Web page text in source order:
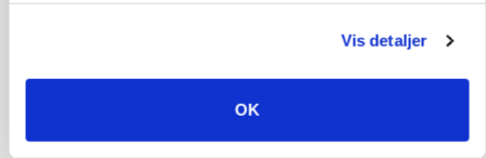
Vis detaljer
OK